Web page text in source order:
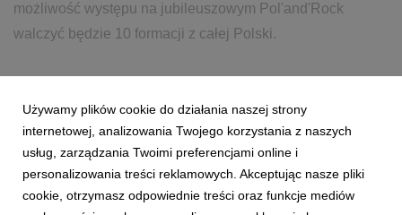
możliwość występu na jubileuszowym Pol'and'Rock
walczyć będzie 10 formacji z całej Polski.
ELIMINACJE PROGRESJA
POL'AND'ROCK FESTIVAL 25. POL'AND'ROCK FESTIVAL
METKA HUNTER
Używamy plików cookie do działania naszej strony
internetowej, analizowania Twojego korzystania z naszych
usług, zarządzania Twoimi preferencjami online i
personalizowania treści reklamowych. Akceptując nasze pliki
cookie, otrzymasz odpowiednie treści oraz funkcje mediów